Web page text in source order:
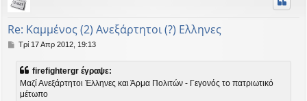
Re: Καμμένος (2) Ανεξάρτητοι (?) Ελληνες
ΔΤρί 17 Απρ 2012, 19:13
firefightergr έγραψε:
Mαζί Ανεξάρτητοι Έλληνες και Άρμα Πολιτών - Γεγονός το πατριωτικό
μέτωπο